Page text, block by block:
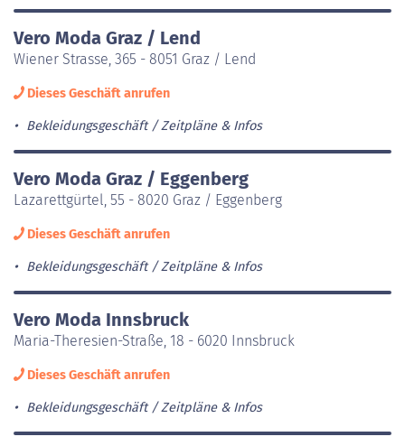
Vero Moda Graz / Lend
Wiener Strasse, 365 - 8051 Graz / Lend
Dieses Geschäft anrufen
Bekleidungsgeschäft Zeitpläne & Infos
Vero Moda Graz / Eggenberg
Lazarettgürtel, 55 - 8020 Graz / Eggenberg
Dieses Geschäft anrufen
Bekleidungsgeschäft Zeitpläne & Infos
Vero Moda Innsbruck
Maria-Theresien-Straße, 18 - 6020 Innsbruck
Dieses Geschäft anrufen
Bekleidungsgeschäft Zeitpläne & Infos